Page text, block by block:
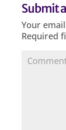
Submit
Your
Required